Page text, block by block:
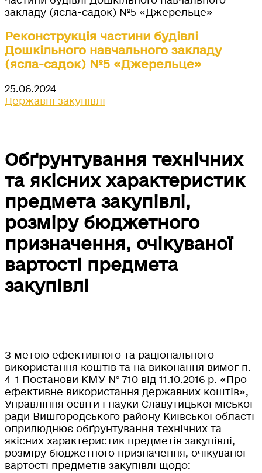
закладу (ясла-садок) №5 «Джерельце»
Реконструкція частини будівлі
Дошкільного навчального закладу
(ясла-садок) №5 «Джерельце»
25.06.2024
Державні закупівлі
Обґрунтування технічних
та якісних характеристик
предмета закупівлі,
розміру бюджетного
призначення, очікуваної
вартості предмета
закупівлі
З метою ефективного та раціонального
використання коштів та на виконання вимог п.
4-1 Постанови КМУ № 710 від 11.10.2016 р. «Про
ефективне використання державних коштів»,
Управління освіти і науки Славутицької міської
ради Вишгородського району Київської області
оприлюднює обґрунтування технічних та
якісних характеристик предметів закупівлі,
розміру бюджетного призначення, очікуваної
вартості предметів закупівлі щодо: